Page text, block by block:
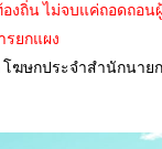
งถิ่น ไม่จบแค่ถอดถอน
รยกแผง
ฆษกประจำสำนักนาย